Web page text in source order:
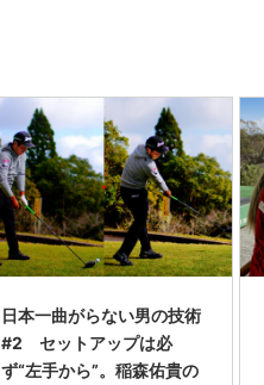
日本一曲がらない男の技術
#2 セットアップは必
ず“左手から”。稲森佑貴の